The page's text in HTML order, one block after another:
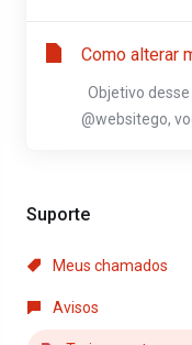
Suporte
Meus chamados
Avisos
Como alterar
Objetivo
@websitego,